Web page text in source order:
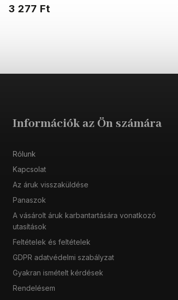
3 277 Ft
fantáziádnak nincsenek határai.
Információk az Ön számára
Rólunk
Kapcsolat
Az áruk visszaküldése
Panaszok
A vásárolt áruk karbantartására vonatkozó
utasítások
Feltételek és feltételek
GDPR adatvédelmi szabályzat
Gyakran ismételt kérdések
Rendelésem